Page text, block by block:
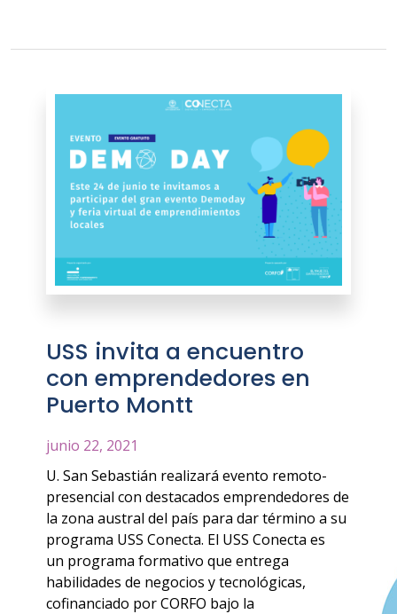
USS invita a encuentro
con emprendedores en
Puerto Montt
junio 22, 2021
U. San Sebastián realizará evento remoto-
presencial con destacados emprendedores de
la zona austral del país para dar término a su
programa USS Conecta. El USS Conecta es
un programa formativo que entrega
habilidades de negocios y tecnológicas,
cofinanciado por CORFO bajo la